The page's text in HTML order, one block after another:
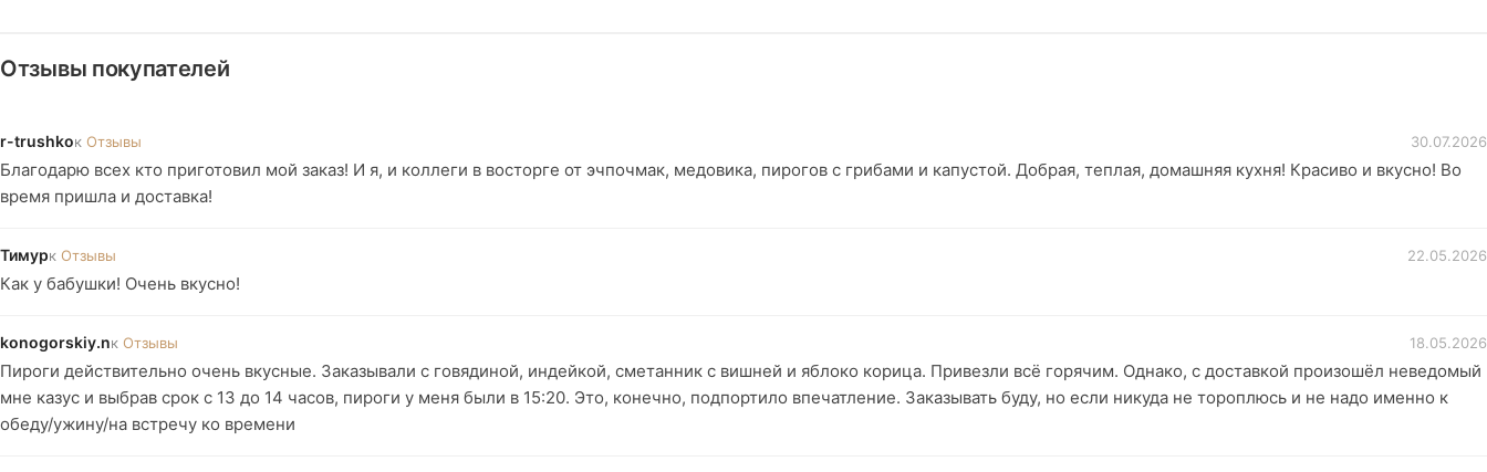
Отзывы покупателей
r-trushkoк Отзывы 30.07.2026
Благодарю всех кто приготовил мой заказ! И я, и коллеги в восторге от эчпочмак, медовика, пирогов с грибами и капустой. Добрая, теплая, домашняя кухня! Красиво и вкусно! Во
время пришла и доставка!
Тимурк Отзывы 22.05.2026
Как у бабушки! Очень вкусно!
konogorskiy.nк Отзывы 18.05.2026
Пироги действительно очень вкусные. Заказывали с говядиной, индейкой, сметанник с вишней и яблоко корица. Привезли всё горячим. Однако, с доставкой произошёл неведомый
мне казус и выбрав срок с 13 до 14 часов, пироги у меня были в 15:20. Это, конечно, подпортило впечатление. Заказывать буду, но если никуда не тороплюсь и не надо именно к
обеду/ужину/на встречу ко времени